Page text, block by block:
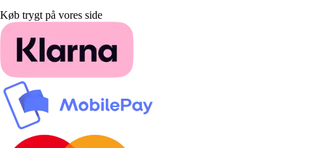
Køb trygt på vores side